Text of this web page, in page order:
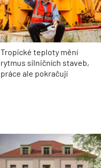
Tropické teploty mění
rytmus silničních staveb,
práce ale pokračují